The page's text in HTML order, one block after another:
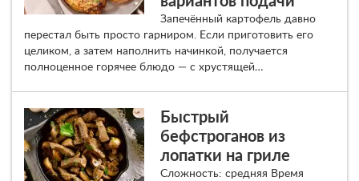
Запечённый картофель давно
перестал быть просто гарниром. Если приготовить его
целиком, а затем наполнить начинкой, получается
полноценное горячее блюдо — с хрустящей…
Быстрый
бефстроганов из
лопатки на гриле
Сложность: средняя Время